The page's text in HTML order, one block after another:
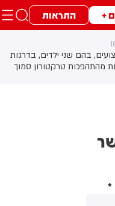
+ התראות
בהם שני ילדים, בדרגות
מהתהפכות טרקטורון סמוך
*